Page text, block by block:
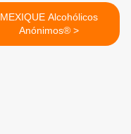
MEXIQUE Alcohólicos
Anónimos® >